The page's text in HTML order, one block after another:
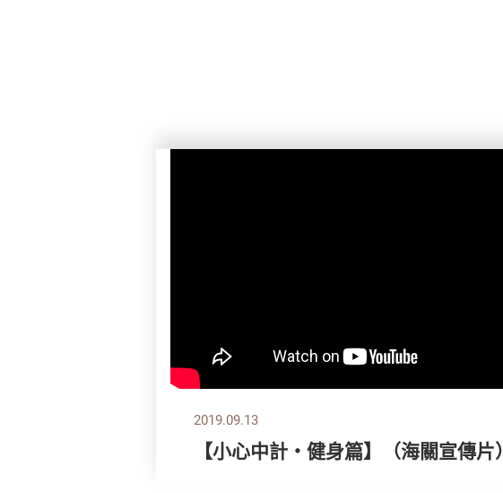
2019.09.13
【小心中計‧健身篇】（海關宣傳片）